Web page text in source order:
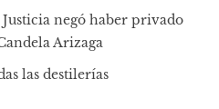
negó haber privado
Arizaga
las destilerías